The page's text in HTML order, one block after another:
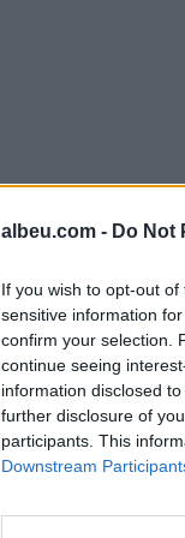
albeu.com - Do Not
If you wish to opt-out
sensitive information
confirm your selection.
continue seeing
information disclosed
further disclosure of
participants. This
Downstream